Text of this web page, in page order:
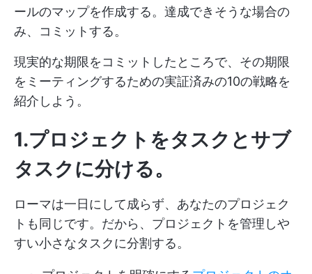
ールのマップを作成する。達成できそうな場合の
み、コミットする。
現実的な期限をコミットしたところで、その期限
をミーティングするための実証済みの10の戦略を
紹介しよう。
1.プロジェクトをタスクとサブ
タスクに分ける。
ローマは一日にして成らず、あなたのプロジェク
トも同じです。だから、プロジェクトを管理しや
すい小さなタスクに分割する。